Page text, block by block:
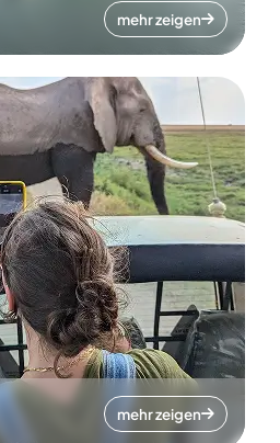
mehr zeigen
mehr zeigen